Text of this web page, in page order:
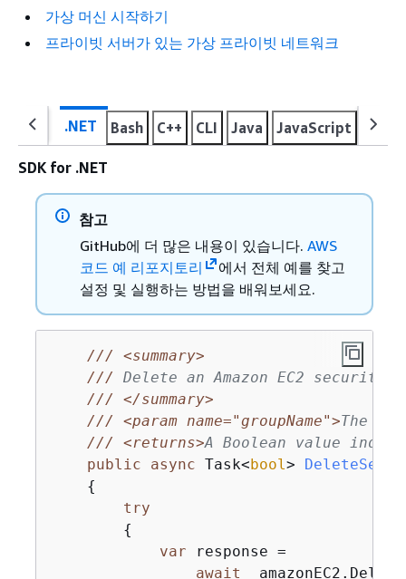
가상 머신 시작하기
프라이빗 서버가 있는 가상 프라이빗 네트워크
.NET Bash C++ CLI Java JavaScript
SDK for .NET
참고
GitHub에 더 많은 내용이 있습니다. AWS
코드 예 리포지토리
에서 전체 예를 찾고
설정 및 실행하는 방법을 배워보세요.
///
<summary>
/// Delete an Amazon EC2 security
///
</summary>
///
<param name="groupName">The
///
<returns>A Boolean value
public
async Task<bool>
{
try
{
var response =
await